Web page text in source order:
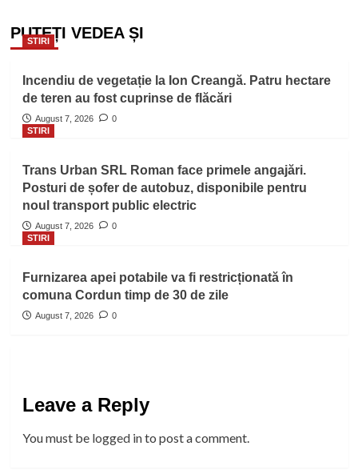
PUTEȚI VEDEA ȘI
STIRI
Incendiu de vegetație la Ion Creangă. Patru hectare
de teren au fost cuprinse de flăcări
August 7, 2026
0
STIRI
Trans Urban SRL Roman face primele angajări.
Posturi de șofer de autobuz, disponibile pentru
noul transport public electric
August 7, 2026
0
STIRI
Furnizarea apei potabile va fi restricționată în
comuna Cordun timp de 30 de zile
August 7, 2026 0
Leave a Reply
You must be logged into post a comment.